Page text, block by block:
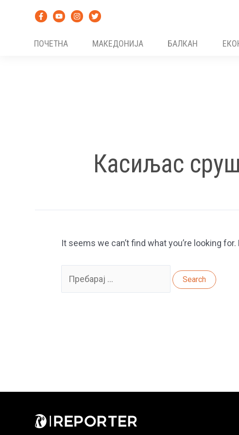
ПОЧЕТНА
МАКЕДОНИЈА БАЛКАН
Касиљас
It seems we can’t find what you’re looking
for: